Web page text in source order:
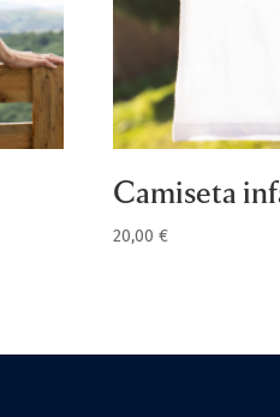
Camiseta
20,00 €